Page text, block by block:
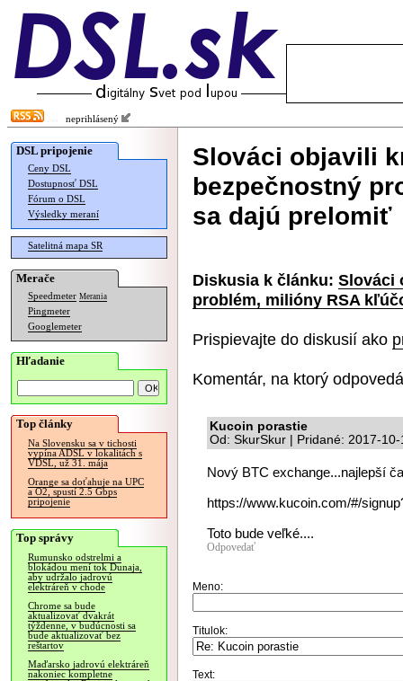
neprihlásený
DSL pripojenie
Ceny DSL
Dostupnosť DSL
Fórum o DSL
Výsledky meraní
Satelitná mapa SR
Merače
Speedmeter Merania
Pingmeter
Googlemeter
Hľadanie
Top články
Na Slovensku sa v tichosti
vypína ADSL v lokalitách s
VDSL, už 31. mája
Orange sa doťahuje na UPC
a O2, spustí 2.5 Gbps
pripojenie
Top správy
Rumunsko odstrelmi a
blokádou mení tok Dunaja,
aby udržalo jadrovú
elektráreň v chode
Chrome sa bude
aktualizovať dvakrát
týždenne, v budúcnosti sa
bude aktualizovať bez
reštartov
Maďarsko jadrovú elektráreň
nakoniec kompletne
Slováci objavili
bezpečnostný
sa dajú prelomiť
Diskusia k článku: Slováci
problém, milióny RSA
Prispievajte do diskusií ako
Komentár, na ktorý
Kucoin porastie
Od: SkurSkur | Pridané: 2017-
Nový BTC exchange...najlepší
https://www.kucoin.com/#/
Toto bude veľké....
Odpovedať
Meno:
Titulok:
Text: